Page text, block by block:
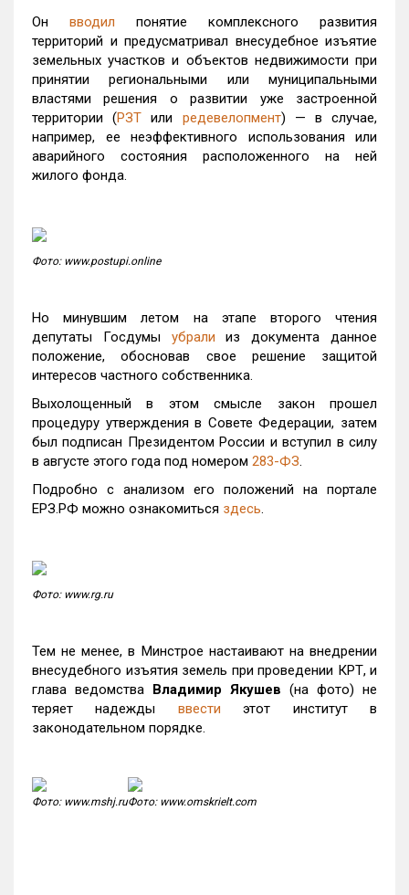
Он вводил понятие комплексного развития
территорий и предусматривал внесудебное изъятие
земельных участков и объектов недвижимости при
принятии региональными или муниципальными
властями решения о развитии уже застроенной
территории (РЗТ или редевелопмент) — в случае,
например, ее неэффективного использования или
аварийного состояния расположенного на ней
жилого фонда.
Фото: www.postupi.online
Но минувшим летом на этапе второго чтения
депутаты Госдумы убрали из документа данное
положение, обосновав свое решение защитой
интересов частного собственника.
Выхолощенный в этом смысле закон прошел
процедуру утверждения в Совете Федерации, затем
был подписан Президентом России и вступил в силу
в августе этого года под номером 283-ФЗ.
Подробно с анализом его положений на портале
ЕРЗ.РФ можно ознакомиться здесь.
Фото: www.rg.ru
Тем не менее, в Минстрое настаивают на внедрении
внесудебного изъятия земель при проведении КРТ, и
глава ведомства Владимир Якушев (на фото) не
теряет надежды ввести этот институт в
законодательном порядке.
Фото: www.mshj.ruФото: www.omskrielt.com